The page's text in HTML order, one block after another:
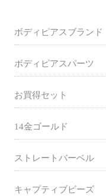
ボディピアスブランド
ボディピアスパーツ
お買得セット
14金ゴールド
ストレートバーベル
キャプティブビーズ